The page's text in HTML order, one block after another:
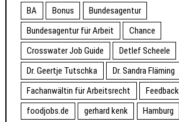
BA
Bonus
Bundesagentur
Bundesagentur für Arbeit
Chance
Crosswater Job Guide
Detlef Scheele
Dr. Geertje Tutschka
Dr. Sandra Fläming
Fachanwältin für Arbeitsrecht
foodjobs.de
gerhard kenk Hamburg